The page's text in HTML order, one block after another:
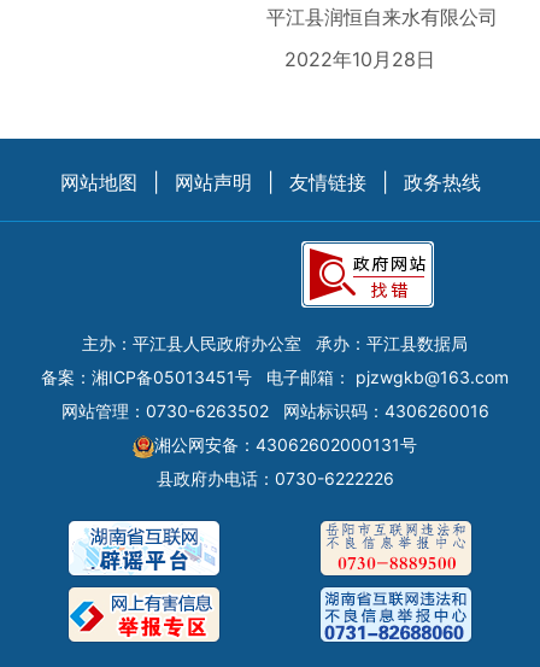
平江县润恒自来水有限公司
2022年10月28日
网站地图 网站声明 友情链接 政务热线
主办：平江县人民政府办公室
承办：平江县数据局
备案： 湘ICP备05013451号 电子邮箱： pjzwgkb@163.com
网站管理：0730-6263502
网站标识码：4306260016
湘公网安备：43062602000131号
县政府办电话：0730-6222226